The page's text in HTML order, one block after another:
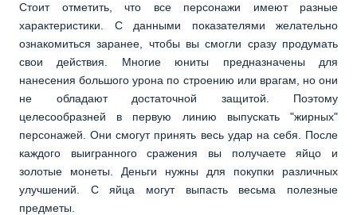
Стоит отметить, что все персонажи имеют разные
характеристики. С данными показателями желательно
ознакомиться заранее, чтобы вы смогли сразу продумать
свои действия. Многие юниты предназначены для
нанесения большого урона по строению или врагам, но они
не обладают достаточной защитой. Поэтому
целесообразней в первую линию выпускать "жирных"
персонажей. Они смогут принять весь удар на себя. После
каждого выигранного сражения вы получаете яйцо и
золотые монеты. Деньги нужны для покупки различных
улучшений. С яйца могут выпасть весьма полезные
предметы.